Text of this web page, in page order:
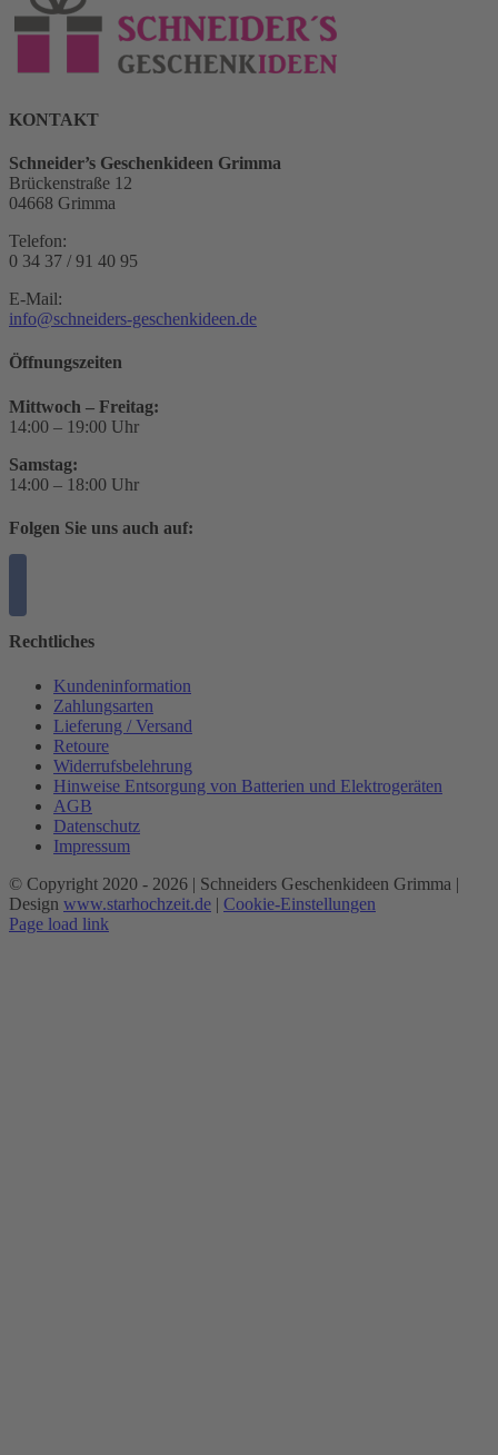
KONTAKT
Schneider’s Geschenkideen Grimma
Brückenstraße 12
04668 Grimma
Telefon:
0 34 37 / 91 40 95
E-Mail:
info@schneiders-geschenkideen.de
Öffnungszeiten
Mittwoch – Freitag:
14:00 – 19:00 Uhr
Samstag:
14:00 – 18:00 Uhr
Folgen Sie uns auch auf:
Rechtliches
Kundeninformation
Zahlungsarten
Lieferung / Versand
Retoure
Widerrufsbelehrung
Hinweise Entsorgung von Batterien und Elektrogeräten
AGB
Datenschutz
Impressum
© Copyright 2020 - 2026 | Schneiders Geschenkideen Grimma |
Design www.starhochzeit.de | Cookie-Einstellungen
Page load link